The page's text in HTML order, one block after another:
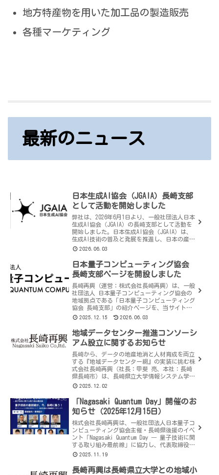
地方特産物を用いた加工品の製造販売
各種マーケティング
最新のニュース
日本生成AI協会（JGAIA）長崎支部
として活動を開始しました
弊社は、2026年6月1日より、一般社団法人日本
生成AI協会（JGAIA）の長崎支部として活動を
開始しました。日本生成AI協会（JGAIA）は、
生成AI技術の普及と発展を推進し、日本の産業
界や学術界における生成AIの活用を促進するこ
2026.06.03
日本量子コンピューティング協会
長崎支部ページを開設しました
長崎再興（運営：株式会社長崎再興）は、一般
社団法人 日本量子コンピューティング協会の
地域拠点である「日本量子コンピューティング
協会 長崎支部」の紹介ページを、当サイト内
に新たに開設いたしました。本ページは、量子
2025.12.15 2026.06.03
地域データセンター推進コンソーシ
アム設立に関するお知らせ
長崎から、データの地産地消と人材育成を両立
する『地域データセンター網』の実装に挑む株
式会社長崎再興（社長：甲斐 亮、本社：長崎
県長崎市）は、長崎県立大学情報システム学部
情報セキュリティ学科、九州産業大学理工学部
2025.12.02
「Nagasaki Quantum Day」開催のお
知らせ（2025年12月15日）
株式会社長崎再興は、一般社団法人日本量子コ
ンピューティング協会主催・長崎県後援のイベ
ント「Nagasaki Quantum Day ― 量子技術に関
する取り組み最前線」に協力し、代表取締役
甲斐亮が登壇いたします。本イベントでは、量
2025.11.19
長崎再興は長崎県立大学との地域小